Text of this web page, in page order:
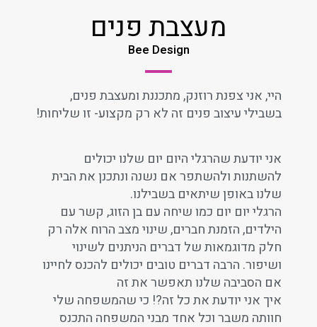
מעצבת פנים
Bee Design
היי, אני צפנת רוזנק, מתכננת ומעצבת פנים,
בשבילי עיצוב פנים זה לא רק מקצוע- זו שליחות!
אני יודעת שהרגלי היום יום שלנו יכולים
להשתנות ולהשתפר אם נשנה ונתכנן את הבית
שלנו באופן שיתאים בשבילנו.
הרגלי יום יום כמו שיחה עם בן הזוג, קשר עם
הילדים, הזמנת חברים, שינוי מצב הרוח אלה רק
חלק מדוגמאות של דברים הניתנים לשינוי
ושיפור. הרבה דברים טובים יכולים להכנס לחיינו
אם הסביבה שלנו תאפשר את זה
איך אני יודעת את כל זה?! כי שהמשפחה שלי
חוותה משבר וכל אחד מבני המשפחה התכנס